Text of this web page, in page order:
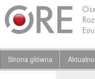
Strona główna